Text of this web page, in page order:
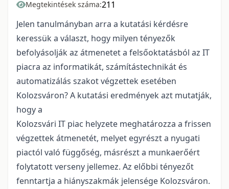
Megtekintések száma:211
Jelen tanulmányban arra a kutatási kérdésre
keressük a választ, hogy milyen tényezők
befolyásolják az átmenetet a felsőoktatásból az IT
piacra az informatikát, számítástechnikát és
automatizálás szakot végzettek esetében
Kolozsváron? A kutatási eredmények azt mutatják,
hogy a
Kolozsvári IT piac helyzete meghatározza a frissen
végzettek átmenetét, melyet egyrészt a nyugati
piactól való függőség, másrészt a munkaerőért
folytatott verseny jellemez. Az előbbi tényezőt
fenntartja a hiányszakmák jelensége Kolozsváron.